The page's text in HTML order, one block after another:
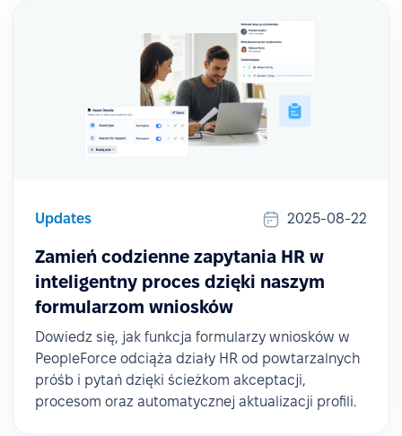
Updates 2025-08-22
Zamień codzienne zapytania HR w
inteligentny proces dzięki naszym
formularzom wniosków
Dowiedz się, jak funkcja formularzy wniosków w
PeopleForce odciąża działy HR od powtarzalnych
próśb i pytań dzięki ścieżkom akceptacji,
procesom oraz automatycznej aktualizacji profili.